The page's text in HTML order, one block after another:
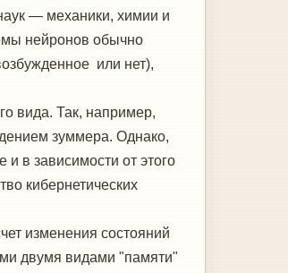
— механики, химии и
нейронов обычно
или нет),
вида. Так, например,
зуммера. Однако,
в зависимости от этого
кибернетических
изменения состояний
двумя видами "памяти"